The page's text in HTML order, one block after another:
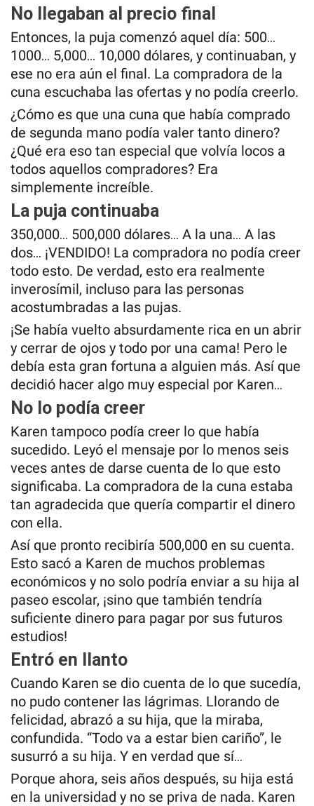
No llegaban al precio final
Entonces, la puja comenzó aquel día: 500…
1000… 5,000… 10,000 dólares, y continuaban, y
ese no era aún el final. La compradora de la
cuna escuchaba las ofertas y no podía creerlo.
¿Cómo es que una cuna que había comprado
de segunda mano podía valer tanto dinero?
¿Qué era eso tan especial que volvía locos a
todos aquellos compradores? Era
simplemente increíble.
La puja continuaba
350,000… 500,000 dólares… A la una… A las
dos… ¡VENDIDO! La compradora no podía creer
todo esto. De verdad, esto era realmente
inverosímil, incluso para las personas
acostumbradas a las pujas.
¡Se había vuelto absurdamente rica en un abrir
y cerrar de ojos y todo por una cama! Pero le
debía esta gran fortuna a alguien más. Así que
decidió hacer algo muy especial por Karen…
No lo podía creer
Karen tampoco podía creer lo que había
sucedido. Leyó el mensaje por lo menos seis
veces antes de darse cuenta de lo que esto
significaba. La compradora de la cuna estaba
tan agradecida que quería compartir el dinero
con ella.
Así que pronto recibiría 500,000 en su cuenta.
Esto sacó a Karen de muchos problemas
económicos y no solo podría enviar a su hija al
paseo escolar, ¡sino que también tendría
suficiente dinero para pagar por sus futuros
estudios!
Entró en llanto
Cuando Karen se dio cuenta de lo que sucedía,
no pudo contener las lágrimas. Llorando de
felicidad, abrazó a su hija, que la miraba,
confundida. “Todo va a estar bien cariño”, le
susurró a su hija. Y en verdad que sí…
Porque ahora, seis años después, su hija está
en la universidad y no se priva de nada. Karen